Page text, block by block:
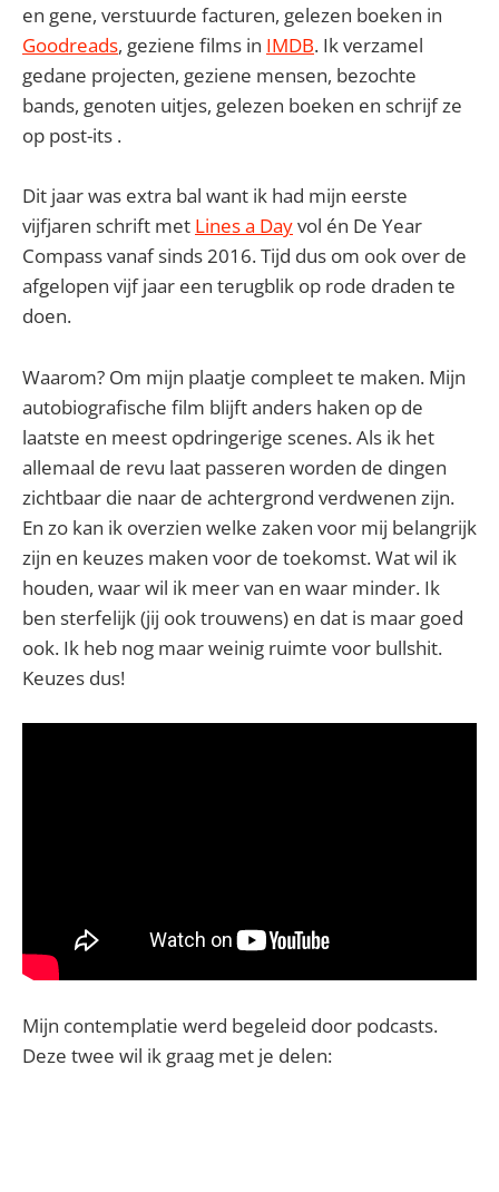
en gene, verstuurde facturen, gelezen boeken in
Goodreads, geziene films in IMDB. Ik verzamel
gedane projecten, geziene mensen, bezochte
bands, genoten uitjes, gelezen boeken en schrijf ze
op post-its .
Dit jaar was extra bal want ik had mijn eerste
vijfjaren schrift met Lines a Dayvol én De Year
Compass vanaf sinds 2016. Tijd dus om ook over de
afgelopen vijf jaar een terugblik op rode draden te
doen.
Waarom? Om mijn plaatje compleet te maken. Mijn
autobiografische film blijft anders haken op de
laatste en meest opdringerige scenes. Als ik het
allemaal de revu laat passeren worden de dingen
zichtbaar die naar de achtergrond verdwenen zijn.
En zo kan ik overzien welke zaken voor mij belangrijk
zijn en keuzes maken voor de toekomst. Wat wil ik
houden, waar wil ik meer van en waar minder. Ik
ben sterfelijk (jij ook trouwens) en dat is maar goed
ook. Ik heb nog maar weinig ruimte voor bullshit.
Keuzes dus!
Mijn contemplatie werd begeleid door podcasts.
Deze twee wil ik graag met je delen: